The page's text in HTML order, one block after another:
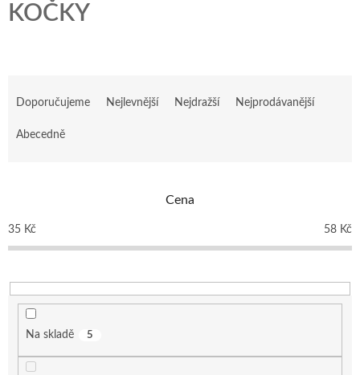
KOČKY
o
d
k
t
Doporučujeme Nejlevnější Nejdražší Nejprodávanější
Abecedně
Cena
35 Kč 58 Kč
Na skladě 5